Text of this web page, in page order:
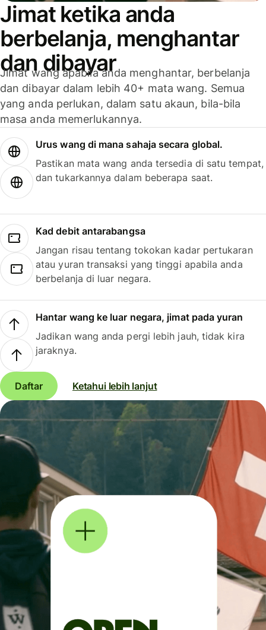
Jimat ketika anda
berbelanja, menghantar
dan dibayar
Jimat wang apabila anda menghantar, berbelanja
dan dibayar dalam lebih 40+ mata wang. Semua
yang anda perlukan, dalam satu akaun, bila-bila
masa anda memerlukannya.
Urus wang di mana sahaja secara global.
Pastikan mata wang anda tersedia di satu tempat,
dan tukarkannya dalam beberapa saat.
Kad debit antarabangsa
Jangan risau tentang tokokan kadar pertukaran
atau yuran transaksi yang tinggi apabila anda
berbelanja di luar negara.
Hantar wang ke luar negara, jimat pada yuran
Jadikan wang anda pergi lebih jauh, tidak kira
jaraknya.
Daftar Ketahui lebih lanjut